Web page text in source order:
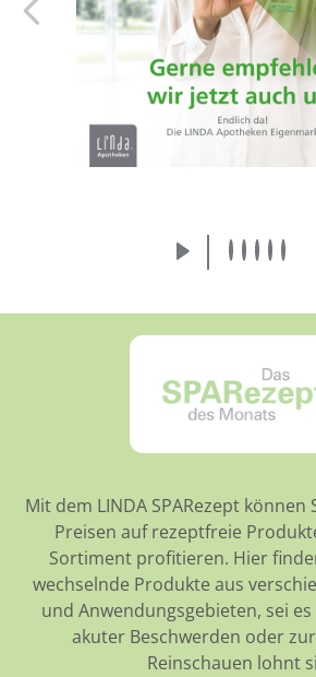
Mehr erfahren
Mit dem LINDA SPARezept
Preisen auf rezeptfreie
Sortiment profitieren. Hier
wechselnde Produkte aus
und Anwendungsgebieten, sei
akuter Beschwerden oder
Reinschauen lohnt